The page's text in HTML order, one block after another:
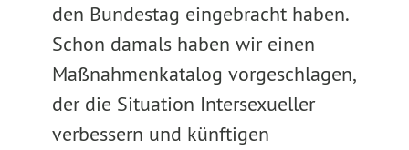
den Bundestag eingebracht haben.
Schon damals haben wir einen
Maßnahmenkatalog vorgeschlagen,
der die Situation Intersexueller
verbessern und künftigen